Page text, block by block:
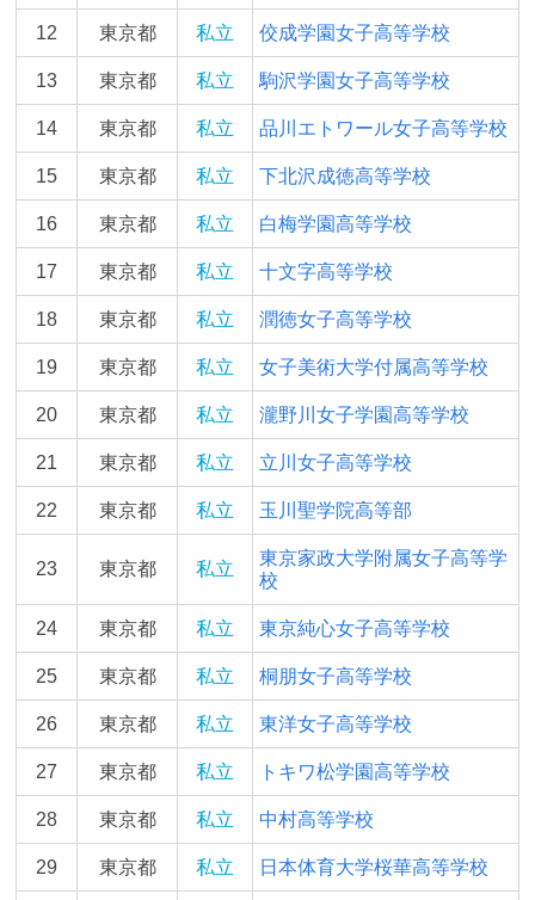
12 東京都 私立 佼成学園女子高等学校
13 東京都 私立 駒沢学園女子高等学校
14 東京都 私立 品川エトワール女子高等学校
15 東京都 私立 下北沢成徳高等学校
16 東京都 私立 白梅学園高等学校
17 東京都 私立 十文字高等学校
18 東京都 私立 潤徳女子高等学校
19 東京都 私立 女子美術大学付属高等学校
20 東京都 私立 瀧野川女子学園高等学校
21 東京都 私立 立川女子高等学校
22 東京都 私立 玉川聖学院高等部
23 東京都 私立
東京家政大学附属女子高等学
校
24 東京都 私立 東京純心女子高等学校
25 東京都 私立 桐朋女子高等学校
26 東京都 私立 東洋女子高等学校
27 東京都 私立 トキワ松学園高等学校
28 東京都 私立 中村高等学校
29 東京都 私立 日本体育大学桜華高等学校